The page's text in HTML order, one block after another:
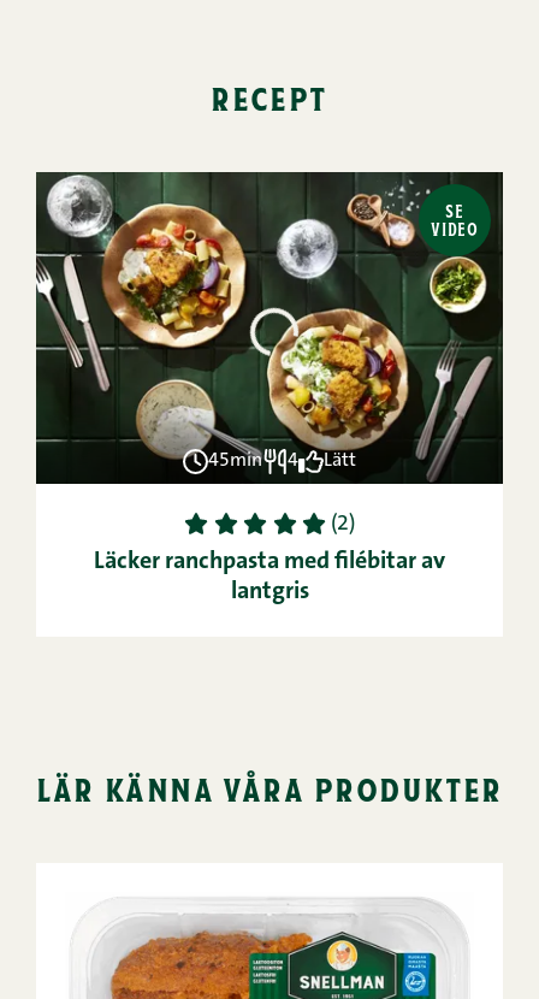
recept
SE
VIDEO
45min 4 Lätt
1 2 3 4 5 (2)
Läcker ranchpasta med filébitar av
lantgris
lär känna våra produkter